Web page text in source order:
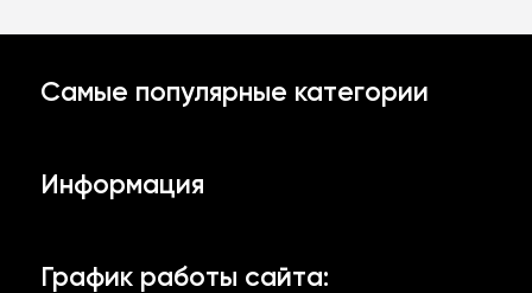
График работы сайта:
Самые популярные категории
Аджика и кетчупы
Информация